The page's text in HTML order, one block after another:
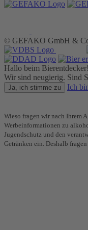
© GEFAKO GmbH &
Hallo beim Bierentdecker!
Wir sind neugierig. Sind
Ja, ich stimme zu Ich
Wieso fragen wir nach Ihrem
Werbeinformationen zu
Jugendschutz und den
Getränken ein. Deshalb